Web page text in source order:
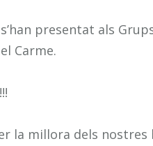
presentat als
Carme.
la millora dels nostres